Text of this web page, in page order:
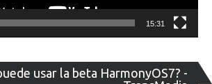
15:31
usar la beta HarmonyOS7? -